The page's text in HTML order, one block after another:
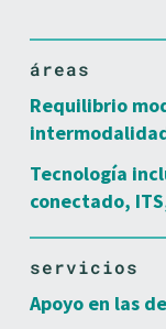
áreas
Requilibrio
Tecnología
conectado,
servicios
Apoyo en las